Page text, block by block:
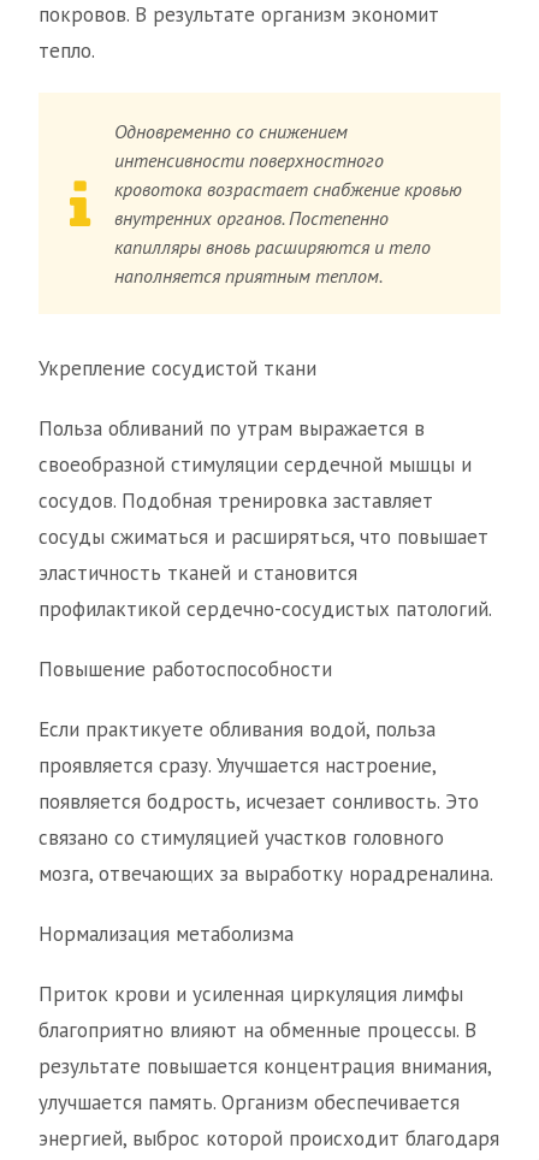
покровов. В результате организм экономит
тепло.
Одновременно со снижением
интенсивности поверхностного
кровотока возрастает снабжение кровью
внутренних органов. Постепенно
капилляры вновь расширяются и тело
наполняется приятным теплом.
Укрепление сосудистой ткани
Польза обливаний по утрам выражается в
своеобразной стимуляции сердечной мышцы и
сосудов. Подобная тренировка заставляет
сосуды сжиматься и расширяться, что повышает
эластичность тканей и становится
профилактикой сердечно-сосудистых патологий.
Повышение работоспособности
Если практикуете обливания водой, польза
проявляется сразу. Улучшается настроение,
появляется бодрость, исчезает сонливость. Это
связано со стимуляцией участков головного
мозга, отвечающих за выработку норадреналина.
Нормализация метаболизма
Приток крови и усиленная циркуляция лимфы
благоприятно влияют на обменные процессы. В
результате повышается концентрация внимания,
улучшается память. Организм обеспечивается
энергией, выброс которой происходит благодаря